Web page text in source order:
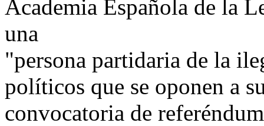
Academia Española de la
una
"persona partidaria de la
políticos que se oponen a
convocatoria de